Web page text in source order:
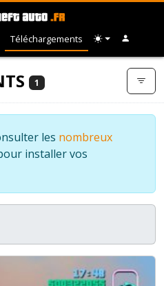
Téléchargements
1
les nombreux
installer vos